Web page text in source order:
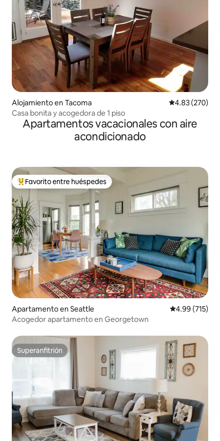
Alojamiento en Tacoma Calificación
4.83 (270)
Casa bonita y acogedora de 1 piso
Apartamentos vacacionales con aire
acondicionado
Favorito entre huéspedes preferido
Favorito entre huéspedes
Apartamento en Seattle Calificación
4.99 (715)
Acogedor apartamento en Georgetown
Superanfitrión
Superanfitrión